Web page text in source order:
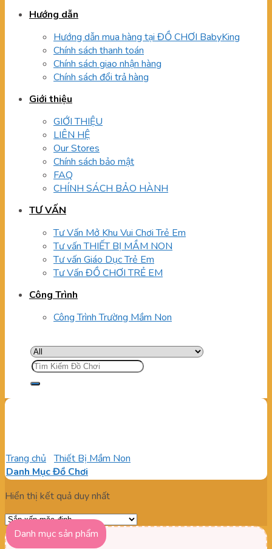
Hướng dẫn
Hướng dẫn mua hàng tại ĐỒ CHƠI BabyKing
Chính sách thanh toán
Chính sách giao nhận hàng
Chính sách đổi trả hàng
Giới thiệu
GIỚI THIỆU
LIÊN HỆ
Our Stores
Chính sách bảo mật
FAQ
CHÍNH SÁCH BẢO HÀNH
TƯ VẤN
Tư Vấn Mở Khu Vui Chơi Trẻ Em
Tư vấn THIẾT BỊ MẦM NON
Tư vấn Giáo Dục Trẻ Em
Tư Vấn ĐỒ CHƠI TRẺ EM
Công Trình
Công Trình Trường Mầm Non
Tìm
kiếm:
Trang chủ Thiết Bị Mầm Non
Danh Mục Đồ Chơi
Hiển thị kết quả duy nhất
Danh mục sản phẩm